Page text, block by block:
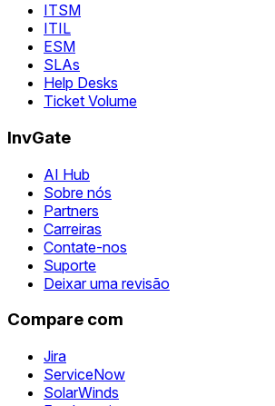
ITSM
ITIL
ESM
SLAs
Help Desks
Ticket Volume
InvGate
AI Hub
Sobre nós
Partners
Carreiras
Contate-nos
Suporte
Deixar uma revisão
Compare com
Jira
ServiceNow
SolarWinds